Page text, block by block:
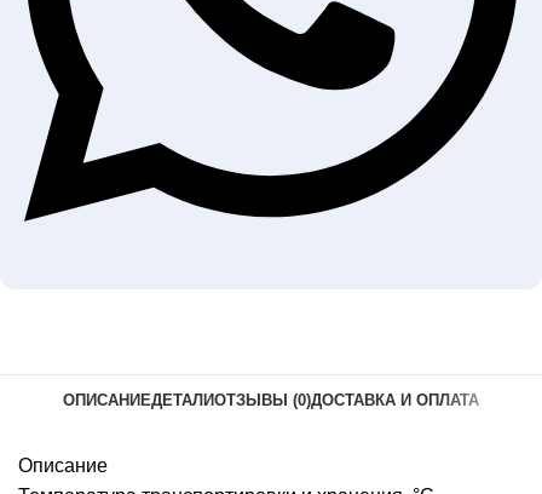
ОПИСАНИЕДЕТАЛИОТЗЫВЫ (0)ДОСТАВКА И ОПЛАТА
Описание